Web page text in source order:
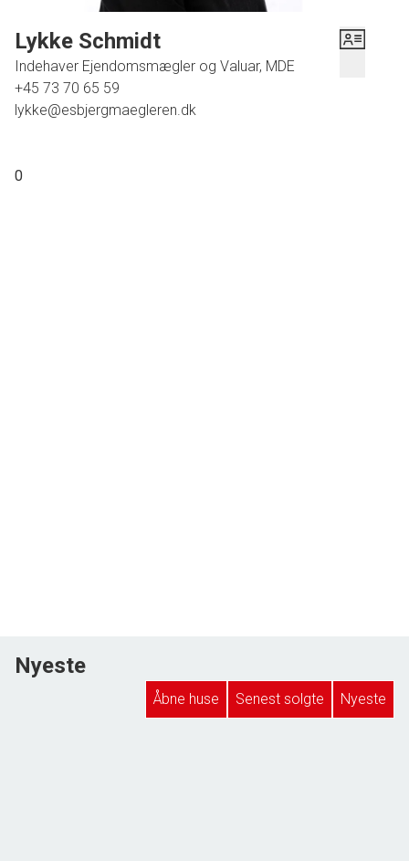
Lykke Schmidt
Indehaver Ejendomsmægler og Valuar, MDE
+45 73 70 65 59
lykke@esbjergmaegleren.dk
0
Nyeste
Åbne huse Senest solgte Nyeste